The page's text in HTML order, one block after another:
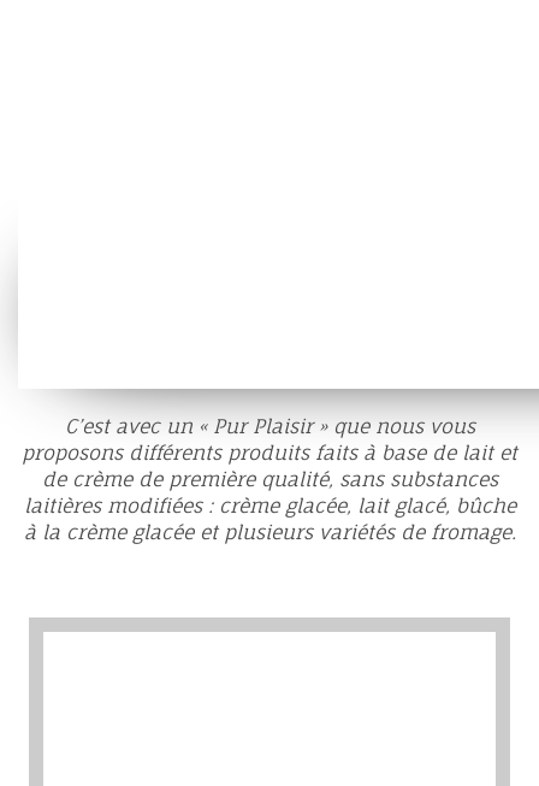
C’est avec un « Pur Plaisir » que nous vous
proposons différents produits faits à base de lait et
de crème de première qualité, sans substances
laitières modifiées : crème glacée, lait glacé, bûche
à la crème glacée et plusieurs variétés de fromage.